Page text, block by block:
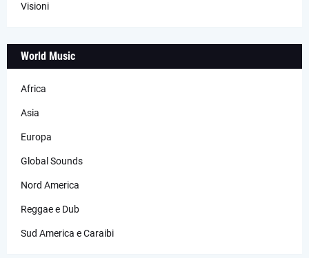
Visioni
World Music
Africa
Asia
Europa
Global Sounds
Nord America
Reggae e Dub
Sud America e Caraibi